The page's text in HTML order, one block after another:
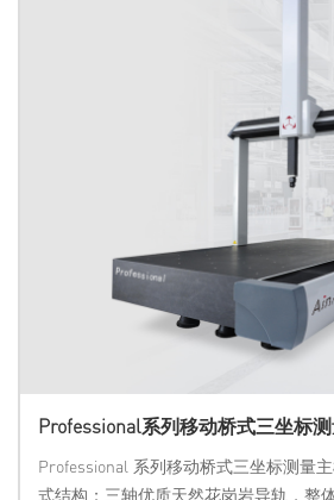
Professional系列移动桥式三坐标
Professional 系列移动桥式三坐标测量
式结构；三轴优质天然花岗岩导轨，整